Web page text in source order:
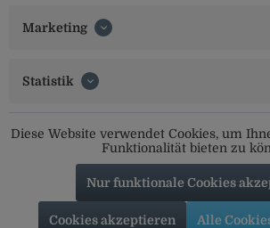
Social Media
Folgt uns auf unseren Kanälen für alle
Marketing
Statistik
Diese Website verwendet Cookies, um
Funktionalität bieten zu
Nur funktionale Cookies
Cookies akzeptieren Alle